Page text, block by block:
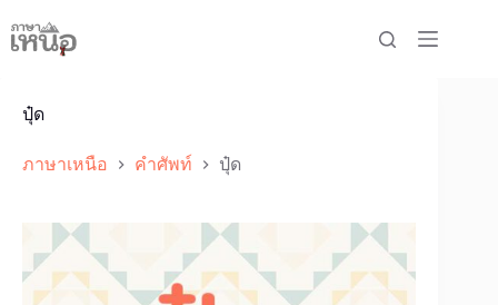
to
content
ปุ๋ด
ภาษาเหนือ คำศัพท์ ปุ๋ด